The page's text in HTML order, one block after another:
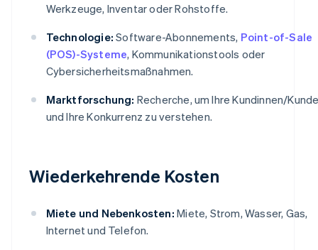
Werkzeuge, Inventar oder Rohstoffe.
Technologie: Software-Abonnements, Point-of-Sale
(POS)-Systeme, Kommunikationstools oder
Cybersicherheitsmaßnahmen.
Marktforschung: Recherche, um Ihre Kundinnen/
und Ihre Konkurrenz zu verstehen.
Wiederkehrende Kosten
Miete und Nebenkosten: Miete, Strom, Wasser, Gas,
Internet und Telefon.